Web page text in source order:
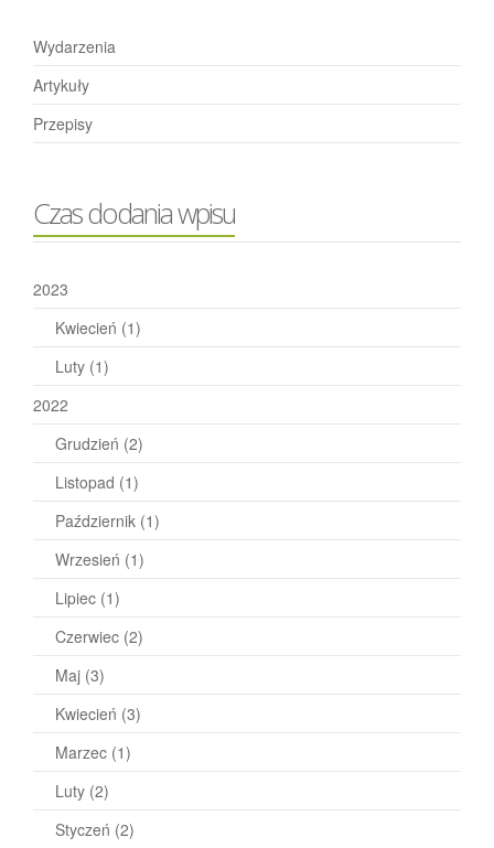
Wydarzenia
Artykuły
Przepisy
Czas dodania wpisu
2023
Kwiecień (1)
Luty (1)
2022
Grudzień (2)
Listopad (1)
Październik (1)
Wrzesień (1)
Lipiec (1)
Czerwiec (2)
Maj (3)
Kwiecień (3)
Marzec (1)
Luty (2)
Styczeń (2)